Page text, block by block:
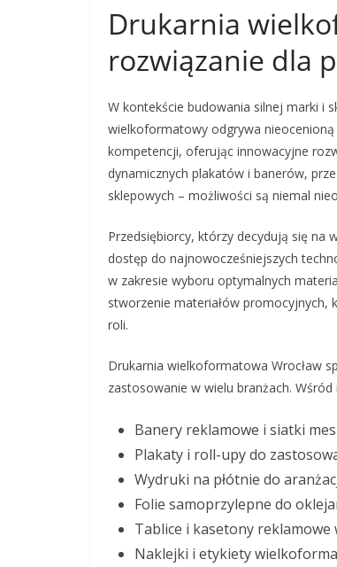
Drukarnia
rozwiązanie dla
W kontekście budowania silnej marki i
wielkoformatowy odgrywa
kompetencji, oferując innowacyjne
dynamicznych plakatów i banerów,
sklepowych – możliwości są niemal
Przedsiębiorcy, którzy decydują się na
dostęp do najnowocześniejszych
w zakresie wyboru optymalnych
stworzenie materiałów promocyjnych,
roli.
Drukarnia wielkoformatowa Wrocław
zastosowanie w wielu branżach.
Banery reklamowe i siatki
Plakaty i roll-upy do
Wydruki na płótnie do
Folie samoprzylepne do
Tablice i kasetony reklamowe
Naklejki i etykiety